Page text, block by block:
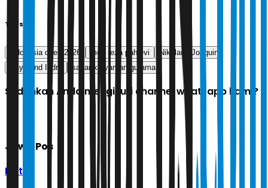
Tags
indonesia open 2026 moh reza pahlevi
Nikolaus Joaquin
Raymond Indra
sabar karyaman gutama
Sudahkah Anda mengikuti channel whatsapp kami?
Jawa Pos
Ikuti